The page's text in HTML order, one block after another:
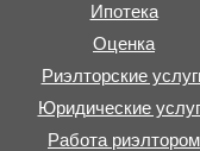
Ипотека
Оценка
Риэлторские
Юридические
Работа риэлтором